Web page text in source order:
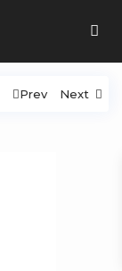
Prev Next